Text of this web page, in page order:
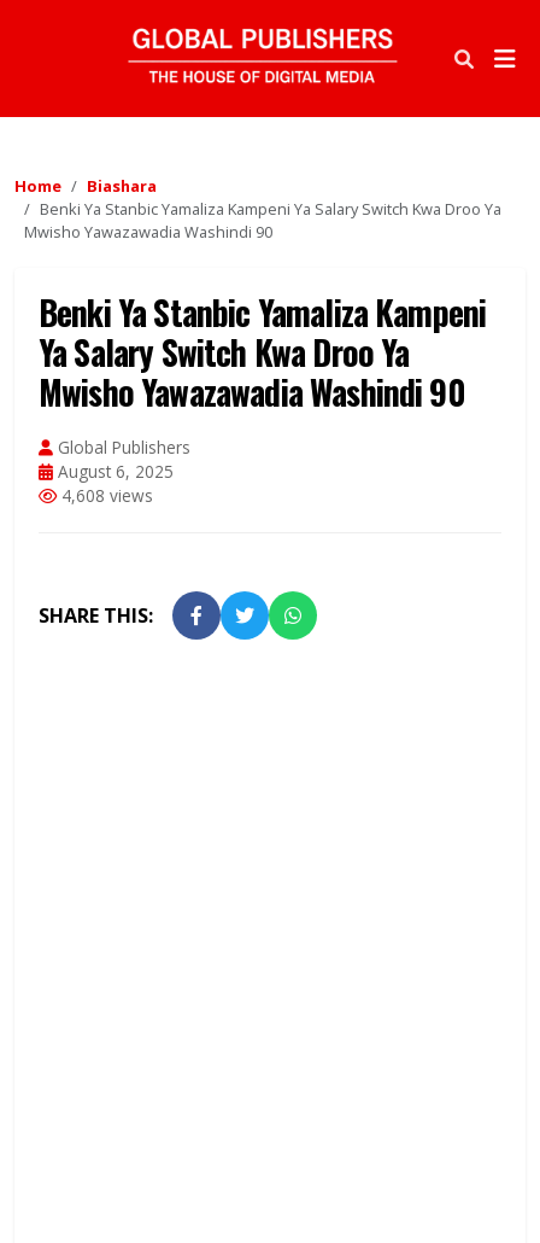
Home
Biashara
Benki Ya Stanbic Yamaliza Kampeni Ya Salary Switch Kwa Droo Ya
Mwisho Yawazawadia Washindi 90
Benki Ya Stanbic Yamaliza Kampeni
Ya Salary Switch Kwa Droo Ya
Mwisho Yawazawadia Washindi 90
Global Publishers
August 6, 2025
4,608 views
SHARE THIS: